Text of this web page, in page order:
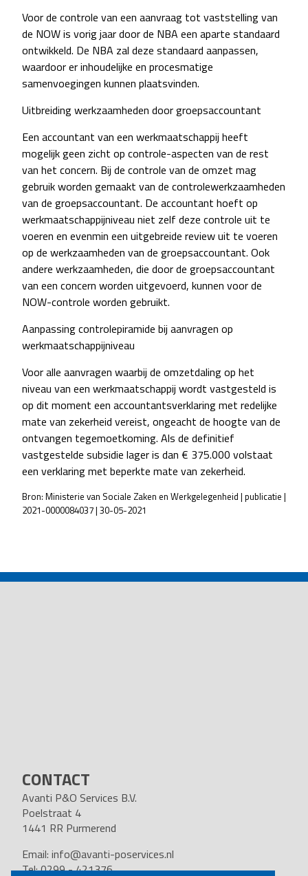
Voor de controle van een aanvraag tot vaststelling van
de NOW is vorig jaar door de NBA een aparte standaard
ontwikkeld. De NBA zal deze standaard aanpassen,
waardoor er inhoudelijke en procesmatige
samenvoegingen kunnen plaatsvinden.
Uitbreiding werkzaamheden door groepsaccountant
Een accountant van een werkmaatschappij heeft
mogelijk geen zicht op controle-aspecten van de rest
van het concern. Bij de controle van de omzet mag
gebruik worden gemaakt van de controlewerkzaamheden
van de groepsaccountant. De accountant hoeft op
werkmaatschappijniveau niet zelf deze controle uit te
voeren en evenmin een uitgebreide review uit te voeren
op de werkzaamheden van de groepsaccountant. Ook
andere werkzaamheden, die door de groepsaccountant
van een concern worden uitgevoerd, kunnen voor de
NOW-controle worden gebruikt.
Aanpassing controlepiramide bij aanvragen op
werkmaatschappijniveau
Voor alle aanvragen waarbij de omzetdaling op het
niveau van een werkmaatschappij wordt vastgesteld is
op dit moment een accountantsverklaring met redelijke
mate van zekerheid vereist, ongeacht de hoogte van de
ontvangen tegemoetkoming. Als de definitief
vastgestelde subsidie lager is dan € 375.000 volstaat
een verklaring met beperkte mate van zekerheid.
Bron: Ministerie van Sociale Zaken en Werkgelegenheid | publicatie |
2021-0000084037 | 30-05-2021
NAVIGATION
CONTACT
Avanti P&O Services B.V.
Poelstraat 4
1441 RR Purmerend
Email: info@avanti-poservices.nl
Tel: 0299 - 421376